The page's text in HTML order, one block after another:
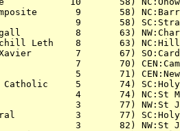
9       58)
9       58)
8       63)
Leth    8       63)
Xavier        7       67)
7       70)
5       71)
Catholic     5       74)
4       74)
3       77)
3       77)
3       82)